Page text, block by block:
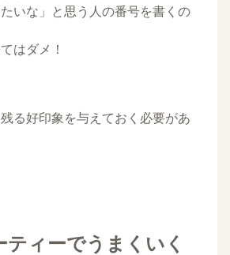
たいな」と思う人の番号を書くの
はダメ！
る好印象を与えておく必要があ
ティーでうまくいく